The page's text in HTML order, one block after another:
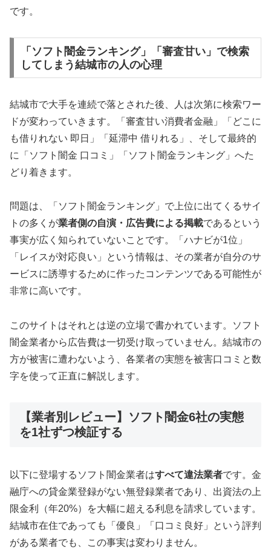
です。
「ソフト闇金ランキング」「審査甘い」で検索
してしまう結城市の人の心理
結城市で大手を連続で落とされた後、人は次第に検索ワー
ドが変わっていきます。「審査甘い消費者金融」「どこに
も借りれない 即日」「延滞中 借りれる」、そして最終的
に「ソフト闇金 口コミ」「ソフト闇金ランキング」へた
どり着きます。
問題は、「ソフト闇金ランキング」で上位に出てくるサイ
トの多くが業者側の自演・広告費による掲載であるという
事実が広く知られていないことです。「ハナビが1位」
「レイスが対応良い」という情報は、その業者が自分のサ
ービスに誘導するために作ったコンテンツである可能性が
非常に高いです。
このサイトはそれとは逆の立場で書かれています。ソフト
闇金業者から広告費は一切受け取っていません。結城市の
方が被害に遭わないよう、各業者の実態を被害口コミと数
字を使って正直に解説します。
【業者別レビュー】ソフト闇金6社の実態
を1社ずつ検証する
以下に登場するソフト闇金業者はすべて違法業者です。金
融庁への貸金業登録がない無登録業者であり、出資法の上
限金利（年20%）を大幅に超える利息を請求しています。
結城市在住であっても「優良」「口コミ良好」という評判
がある業者でも、この事実は変わりません。